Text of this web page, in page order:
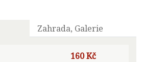
Zahrada, Galerie
160 Kč